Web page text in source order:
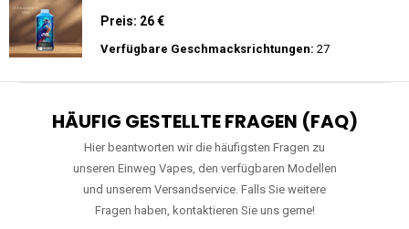
Preis: 26 €
Verfügbare Geschmacksrichtungen: 27
HÄUFIG GESTELLTE FRAGEN (FAQ)
Hier beantworten wir die häufigsten Fragen zu
unseren Einweg Vapes, den verfügbaren Modellen
und unserem Versandservice. Falls Sie weitere
Fragen haben, kontaktieren Sie uns gerne!